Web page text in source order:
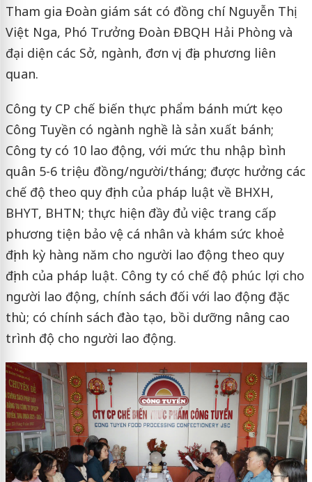
Tham gia Đoàn giám sát có đồng chí Nguyễn Thị
Việt Nga, Phó Trưởng Đoàn ĐBQH Hải Phòng và
đại diện các Sở, ngành, đơn vị, địa phương liên
quan.
Công ty CP chế biến thực phẩm bánh mứt kẹo
Công Tuyền có ngành nghề là sản xuất bánh;
Công ty có 10 lao động, với mức thu nhập bình
quân 5-6 triệu đồng/người/tháng; được hưởng các
chế độ theo quy định của pháp luật về BHXH,
BHYT, BHTN; thực hiện đầy đủ việc trang cấp
phương tiện bảo vệ cá nhân và khám sức khoẻ
định kỳ hàng năm cho người lao động theo quy
định của pháp luật. Công ty có chế độ phúc lợi cho
người lao động, chính sách đối với lao động đặc
thù; có chính sách đào tạo, bồi dưỡng nâng cao
trình độ cho người lao động.